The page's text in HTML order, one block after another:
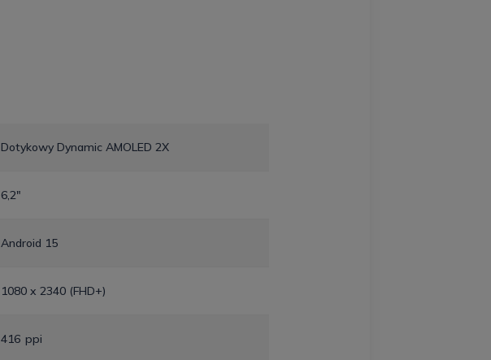
Dotykowy Dynamic AMOLED 2X
6,2"
Android 15
1080 x 2340 (FHD+)
416 ppi